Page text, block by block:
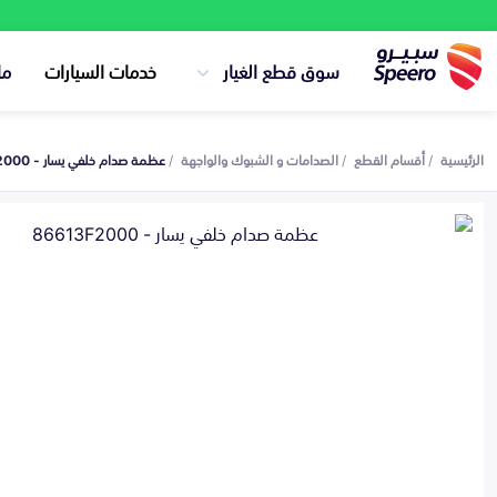
سوق قطع الغيار خدمات السيارات
الرئيسية أقسام القطع الصدامات و الشبوك والواجهة عظمة صدام خلفي يسار - 86613F2000